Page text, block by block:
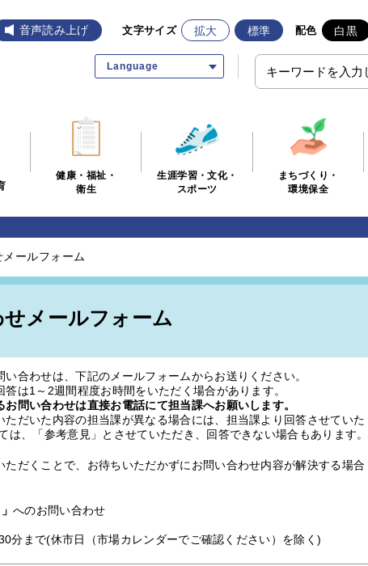
音声読み上げ 文字サイズ 拡大 標準 配色 白黒
Language
健康・福祉・
衛生
生涯学習・文化・
スポーツ
まちづくり・
環境保全
ールフォーム
メールフォーム
合わせは、下記のメールフォームからお送りください。
は1～2週間程度お時間をいただく場合があります。
問い合わせは直接お電話にて担当課へお願いします。
だいた内容の担当課が異なる場合には、担当課より回答させていた
は、「参考意見」とさせていただき、回答できない場合もあります。
ただくことで、お待ちいただかずにお問い合わせ内容が解決する場合
へのお問い合わせ
分まで(休市日（市場カレンダーでご確認ください）を除く)